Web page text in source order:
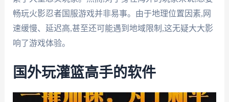
畅玩火影忍者国服游戏并非易事。由于地理位置因素,网
速缓慢、延迟高,甚至还可能遇到地域限制,这无疑大大影
响了游戏体验。
国外玩灌篮高手的软件